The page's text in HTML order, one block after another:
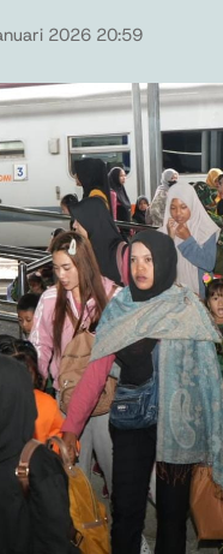
2026 20:59